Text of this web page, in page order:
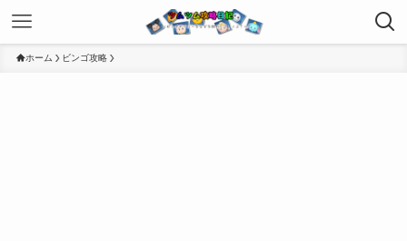
ホーム ビンゴ攻略